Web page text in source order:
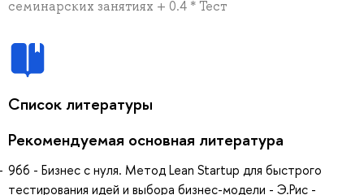
семинарских занятиях + 0.4 * Тест
Список литературы
Рекомендуемая основная литература
966 - Бизнес с нуля. Метод Lean Startup для быстрого
тестирования идей и выбора бизнес-модели - Э.Рис -